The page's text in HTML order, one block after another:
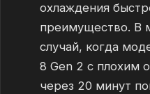
охлаждения
преимущество. В
случай, когда
8 Gen 2 с плохим
через 20 минут